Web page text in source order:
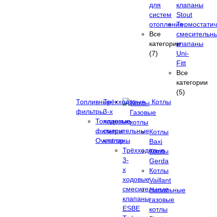
для
систем
отопления
Все
категории
(7)
клапаны
Stout
клапаны
Uni-
Fitt
Все
категории
(5)
Топливные
фильтры
Топливные
фильтры
Oventrop
Трёхходовые
3-х
ходовые
смесительные
клапаны
Трёхходовые
3-
х
ходовые
смесительные
клапаны
ESBE
Котлы
Газовые
котлы
Котлы
Baxi
Котлы
Gerda
Котлы
Vaillant
Напольные
газовые
котлы